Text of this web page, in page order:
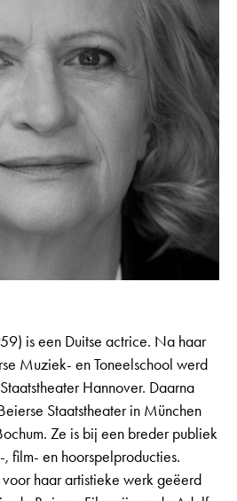
is een Duitse actrice. Na haar
Muziek- en Toneelschool werd
Hannover. Daarna
Staatstheater in München
Ze is bij een breder publiek
film- en hoorspelproducties.
haar artistieke werk geëerd